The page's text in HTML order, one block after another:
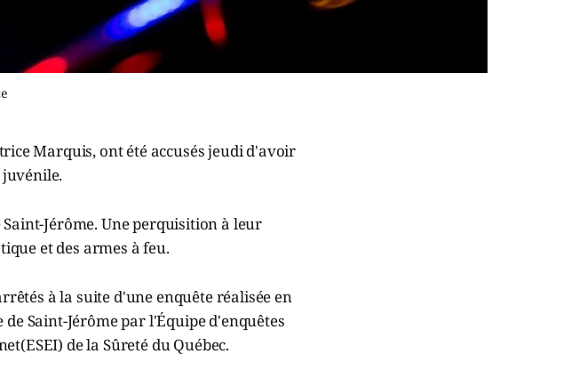
Marquis, ont été accusés jeudi d'avoir
juvénile.
Jérôme. Une perquisition à leur
et des armes à feu.
à la suite d'une enquête réalisée en
Saint-Jérôme par l'Équipe d'enquêtes
de la Sûreté du Québec.